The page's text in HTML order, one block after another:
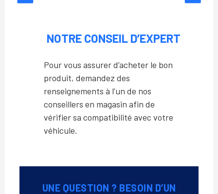
NOTRE CONSEIL D’EXPERT
Pour vous assurer d’acheter le bon
produit, demandez des
renseignements à l’un de nos
conseillers en magasin afin de
vérifier sa compatibilité avec votre
véhicule.
UNE QUESTION ? BESOIN D’UN